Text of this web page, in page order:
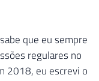
que eu sempre
regulares no
2018, eu escrevi o